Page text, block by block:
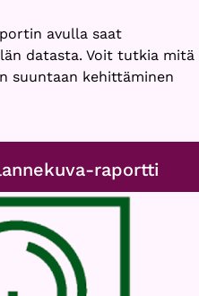
avulla saat
datasta. Voit tutkia mitä
suuntaan kehittäminen
raportti